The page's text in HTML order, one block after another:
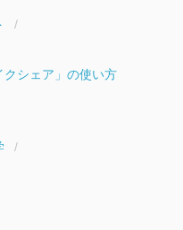
クシェア」の使い方